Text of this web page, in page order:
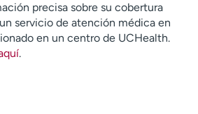
precisa sobre su cobertura
servicio de atención médica en
en un centro de UCHealth.
.